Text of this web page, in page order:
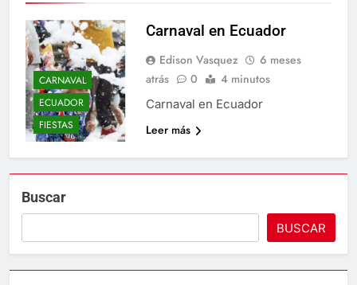
CARNAVAL
ECUADOR
FIESTAS
Carnaval en Ecuador
Edison Vasquez
6 meses
atrás
0 4 minutos
Carnaval en Ecuador
Leer más
Buscar
BUSCAR